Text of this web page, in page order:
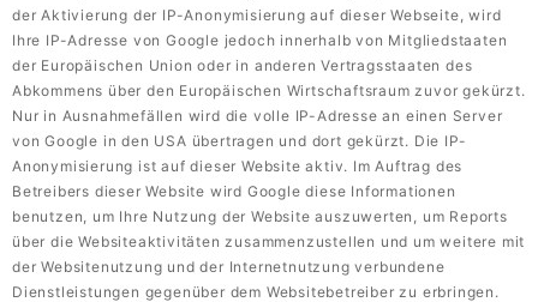
der Aktivierung der IP-Anonymisierung auf dieser Webseite, wird
Ihre IP-Adresse von Google jedoch innerhalb von Mitgliedstaaten
der Europäischen Union oder in anderen Vertragsstaaten des
Abkommens über den Europäischen Wirtschaftsraum zuvor gekürzt.
Nur in Ausnahmefällen wird die volle IP-Adresse an einen Server
von Google in den USA übertragen und dort gekürzt. Die IP-
Anonymisierung ist auf dieser Website aktiv. Im Auftrag des
Betreibers dieser Website wird Google diese Informationen
benutzen, um Ihre Nutzung der Website auszuwerten, um Reports
über die Websiteaktivitäten zusammenzustellen und um weitere mit
der Websitenutzung und der Internetnutzung verbundene
Dienstleistungen gegenüber dem Websitebetreiber zu erbringen.